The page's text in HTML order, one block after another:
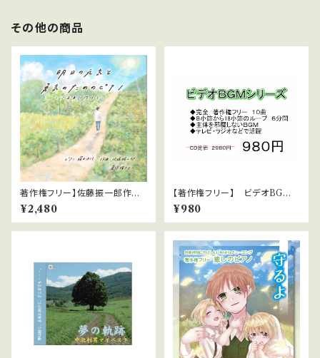
その他の商品
著作権フリー】佐藤振一郎作曲
藤井由佳の華麗なアレンジ演奏
ＣＤ、 「明日の元気と勇気のため
のピアノ」～心未来に向けて～
¥2,480
【著作権フリー】 ビデオBGM
シリーズ No.1 軽快な静かなロ
ック
¥980